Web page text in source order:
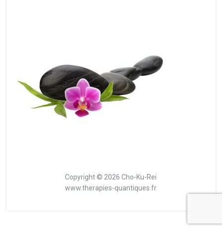
Copyright © 2026 Cho-Ku-Rei
www.therapies-quantiques.fr